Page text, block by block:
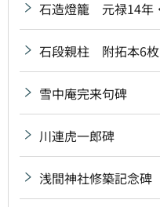
石造燈籠 元禄14年
石段親柱 附拓本6
雪中庵完来句碑
川連虎一郎碑
浅間神社修築記念